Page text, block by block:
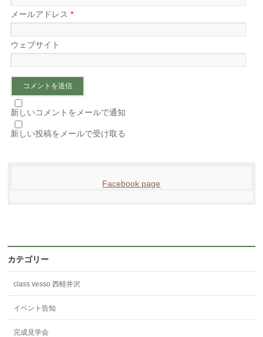
メールアドレス*
ウェブサイト
新しいコメントをメールで通知
新しい投稿をメールで受け取る
Facebook page
カテゴリー
class vesso 西軽井沢
イベント告知
完成見学会